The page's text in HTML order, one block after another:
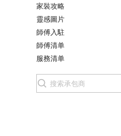
家裝攻略
靈感圖片
師傅入駐
師傅清单
服務清单